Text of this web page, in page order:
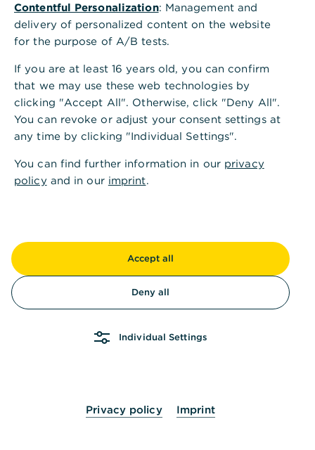
Andere fragten auch
HBCI-Bankrechner: Wie funktioniert die
Übertragung?
Umstellung von MT-Formaten auf camt-
Formate in HBCI
Chipkartenabschaltung - Was nun?
Wie funktioniert das Verschlüsselungsverfahren
Contentful Personalization: Management and
delivery of personalized content on the website
for the purpose of A/B tests.
If you are at least 16 years old, you can confirm
that we may use these web technologies by
clicking "Accept All". Otherwise, click "Deny All".
You can revoke or adjust your consent settings at
any time by clicking "Individual Settings".
You can find further information in our privacy
policyand in our imprint.
Accept all
Deny all
Individual Settings
Privacy policy Imprint